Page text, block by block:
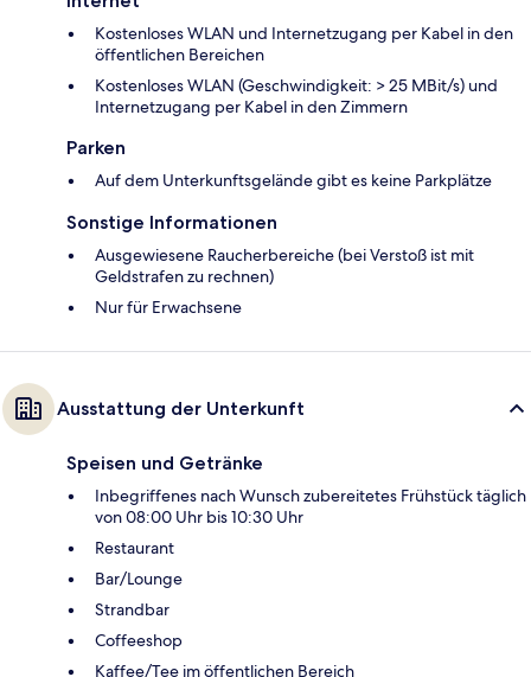
Kostenloses WLAN und Internetzugang per Kabel in den
öffentlichen Bereichen
Kostenloses WLAN (Geschwindigkeit: > 25 MBit/s) und
Internetzugang per Kabel in den Zimmern
Parken
Auf dem Unterkunftsgelände gibt es keine Parkplätze
Sonstige Informationen
Ausgewiesene Raucherbereiche (bei Verstoß ist mit
Geldstrafen zu rechnen)
Nur für Erwachsene
Ausstattung der Unterkunft
Speisen und Getränke
Inbegriffenes nach Wunsch zubereitetes Frühstück täglich
von 08:00 Uhr bis 10:30 Uhr
Restaurant
Bar/Lounge
Strandbar
Coffeeshop
Kaffee/Tee im öffentlichen Bereich